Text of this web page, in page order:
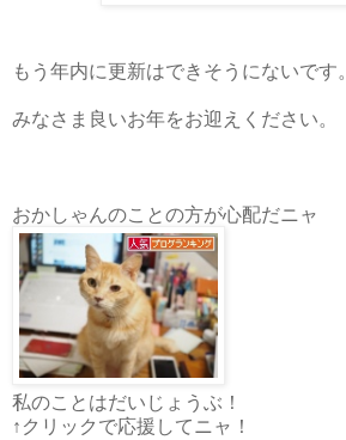
もう年内に更新はできそうにないです。
みなさま良いお年をお迎えください。
おかしゃんのことの方が心配だニャ
私のことはだいじょうぶ！
↑クリックで応援してニャ！